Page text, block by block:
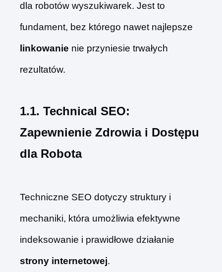
dla robotów wyszukiwarek. Jest to
fundament, bez którego nawet najlepsze
linkowanie nie przyniesie trwałych
rezultatów.
1.1. Technical SEO:
Zapewnienie Zdrowia i Dostępu
dla Robota
Techniczne SEO dotyczy struktury i
mechaniki, która umożliwia efektywne
indeksowanie i prawidłowe działanie
strony internetowej.